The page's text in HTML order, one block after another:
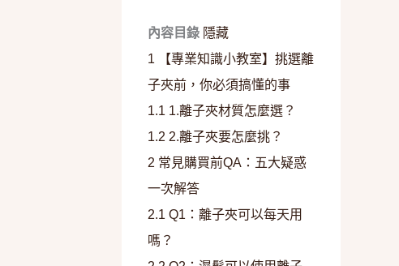
內容目錄 隱藏
1
【專業知識小教室】挑選離
子夾前，你必須搞懂的事
1.1 1.離子夾材質怎麼選？
1.2 2.離子夾要怎麼挑？
2 常見購買前QA：五大疑惑
一次解答
2.1 Q1：離子夾可以每天用
嗎？